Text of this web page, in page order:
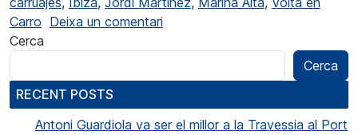
Carro Deixa un comentari
Cerca
Cerca
RECENT POSTS
Antoni Guardiola va ser el millor a la Travessia al Port